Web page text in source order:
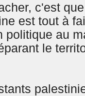
c'est
est tout à
politique au
le